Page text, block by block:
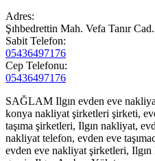
Adres:
Şıhbedrettin Mah. Vefa Tanır
Sabit Telefon:
05436497176
Cep Telefonu:
05436497176
SAĞLAM Ilgın evden eve
konya nakliyat şirketleri şirketi,
taşıma şirketleri, Ilgın nakliyat,
nakliyat telefon, evden eve
evden eve nakliyat şirketleri,